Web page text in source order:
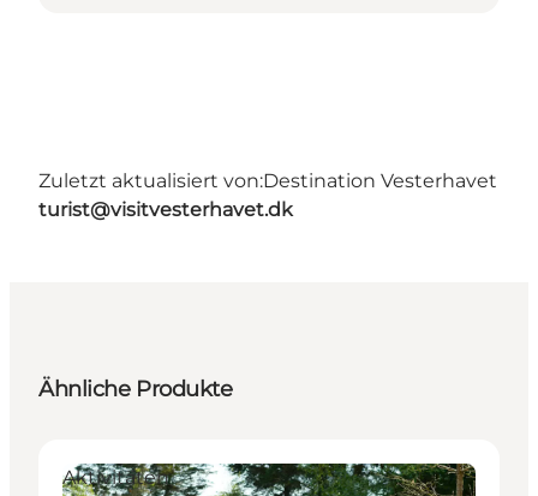
Zuletzt aktualisiert von:Destination Vesterhavet
turist@visitvesterhavet.dk
Ähnliche Produkte
Aktivitäten